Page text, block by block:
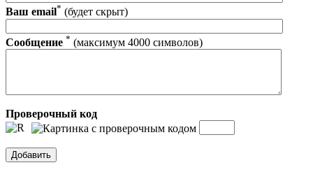
Ваш email* (будет скрыт)
Сообщение * (максимум 4000 символов)
Проверочный код